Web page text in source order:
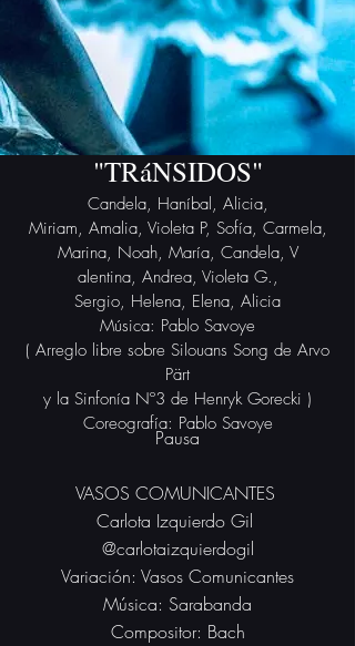
Pausa
VASOS COMUNICANTES
Carlota Izquierdo Gil
@carlotaizquierdogil
Variación: Vasos Comunicantes
Música: Sarabanda
Compositor: Bach
"TRáNSIDOS"
Candela, Haníbal, Alicia,
Miriam, Amalia, Violeta P, Sofía, Carmela,
Marina, Noah, María, Candela, V
alentina, Andrea, Violeta G.,
Sergio, Helena, Elena, Alicia
Música: Pablo Savoye
( Arreglo libre sobre Silouans Song de Arvo
Pärt
y la Sinfonía Nº3 de Henryk Gorecki )
Coreografía: Pablo Savoye